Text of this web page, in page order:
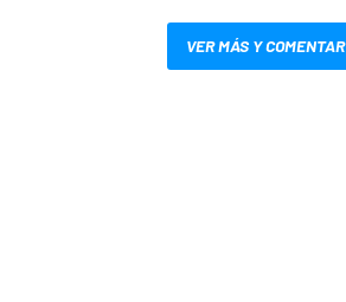
VER MÁS Y COMENTAR